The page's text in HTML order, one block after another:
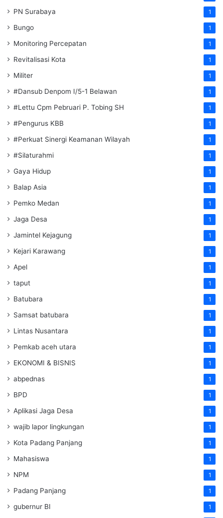
PN Surabaya 1
Bungo 1
Monitoring Percepatan 1
Revitalisasi Kota 1
Militer 1
#Dansub Denpom I/5-1 Belawan 1
#Lettu Cpm Pebruari P. Tobing SH 1
#Pengurus KBB 1
#Perkuat Sinergi Keamanan Wilayah 1
#Silaturahmi 1
Gaya Hidup 1
Balap Asia 1
Pemko Medan 1
Jaga Desa 1
Jamintel Kejagung 1
Kejari Karawang 1
Apel 1
taput 1
Batubara 1
Samsat batubara 1
Lintas Nusantara 1
Pemkab aceh utara 1
EKONOMI & BISNIS 1
abpednas 1
BPD 1
Aplikasi Jaga Desa 1
wajib lapor lingkungan 1
Kota Padang Panjang 1
Mahasiswa 1
NPM 1
Padang Panjang 1
gubernur BI 1